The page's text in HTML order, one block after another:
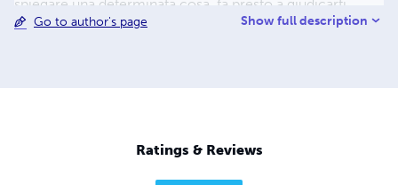
spiegare una determinata cosa, fa presto a giudicarti
matto, e io vorrei esserlo ma purtroppo non lo sono, per
Go to author's page Show full description
Ratings & Reviews